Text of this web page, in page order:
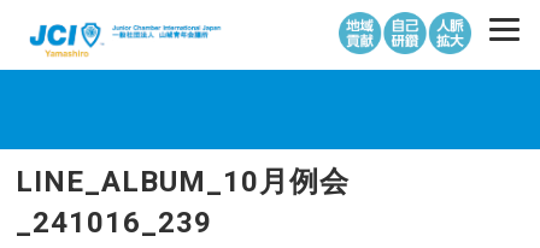
LINE_ALBUM_10月例会
_241016_239